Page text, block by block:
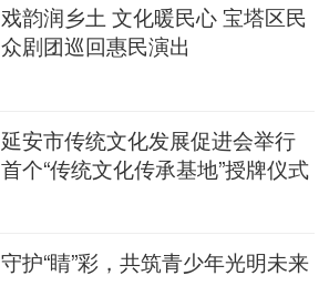
戏韵润乡土 文化暖民心 宝塔区民
众剧团巡回惠民演出
延安市传统文化发展促进会举行
首个“传统文化传承基地”授牌仪式
守护“睛”彩，共筑青少年光明未来